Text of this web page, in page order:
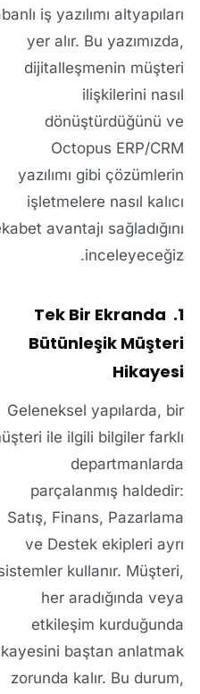
iş yazılımı altyapıları
yer alır. Bu yazımızda,
dijitalleşmenin müşteri
ilişkilerini nasıl
dönüştürdüğünü ve
Octopus ERP/CRM
yazılımı gibi çözümlerin
işletmelere nasıl kalıcı
avantajı sağladığını
inceleyeceğiz.
1. Tek Bir Ekranda
Bütünleşik Müşteri
Hikayesi
Geleneksel yapılarda, bir
ile ilgili bilgiler farklı
departmanlarda
parçalanmış haldedir:
Satış, Finans, Pazarlama
ve Destek ekipleri ayrı
kullanır. Müşteri,
her aradığında veya
etkileşim kurduğunda
baştan anlatmak
zorunda kalır. Bu durum,